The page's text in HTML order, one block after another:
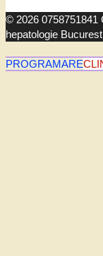
© 2026 0758751841
hepatologie
PROGRAMARE